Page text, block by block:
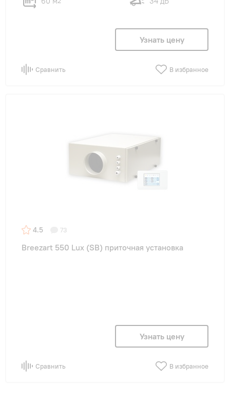
Узнать цену
Сравнить В избранное
4.5 73
Breezart 550 Lux (SB) приточная установка
Узнать цену
Сравнить В избранное